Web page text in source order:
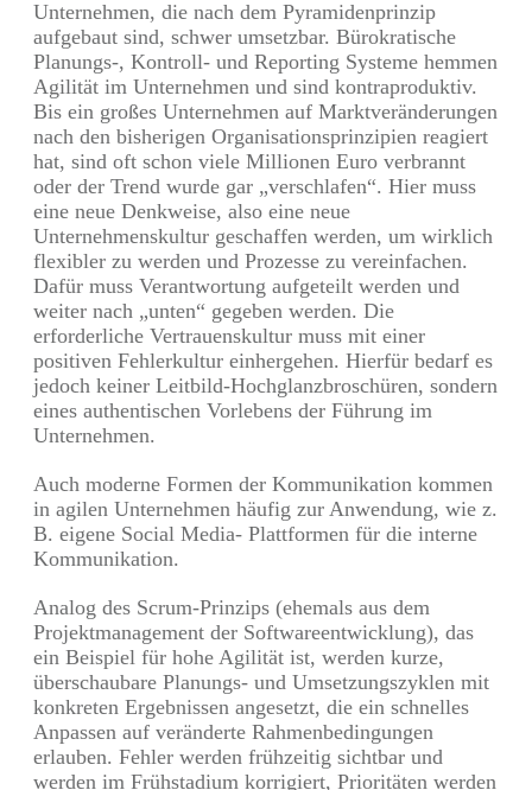
Unternehmen, die nach dem Pyramidenprinzip
aufgebaut sind, schwer umsetzbar. Bürokratische
Planungs-, Kontroll- und Reporting Systeme hemmen
Agilität im Unternehmen und sind kontraproduktiv.
Bis ein großes Unternehmen auf Marktveränderungen
nach den bisherigen Organisationsprinzipien reagiert
hat, sind oft schon viele Millionen Euro verbrannt
oder der Trend wurde gar „verschlafen“. Hier muss
eine neue Denkweise, also eine neue
Unternehmenskultur geschaffen werden, um wirklich
flexibler zu werden und Prozesse zu vereinfachen.
Dafür muss Verantwortung aufgeteilt werden und
weiter nach „unten“ gegeben werden. Die
erforderliche Vertrauenskultur muss mit einer
positiven Fehlerkultur einhergehen. Hierfür bedarf es
jedoch keiner Leitbild-Hochglanzbroschüren, sondern
eines authentischen Vorlebens der Führung im
Unternehmen.
Auch moderne Formen der Kommunikation kommen
in agilen Unternehmen häufig zur Anwendung, wie z.
B. eigene Social Media- Plattformen für die interne
Kommunikation.
Analog des Scrum-Prinzips (ehemals aus dem
Projektmanagement der Softwareentwicklung), das
ein Beispiel für hohe Agilität ist, werden kurze,
überschaubare Planungs- und Umsetzungszyklen mit
konkreten Ergebnissen angesetzt, die ein schnelles
Anpassen auf veränderte Rahmenbedingungen
erlauben. Fehler werden frühzeitig sichtbar und
werden im Frühstadium korrigiert, Prioritäten werden